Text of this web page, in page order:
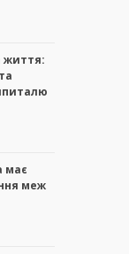
життя:
має
меж